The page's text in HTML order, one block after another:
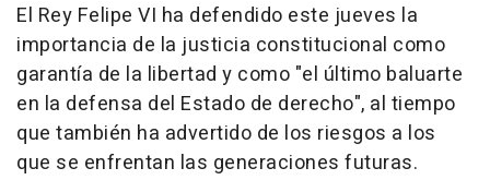
El Rey Felipe VI ha defendido este jueves la
importancia de la justicia constitucional como
garantía de la libertad y como "el último baluarte
en la defensa del Estado de derecho", al tiempo
que también ha advertido de los riesgos a los
que se enfrentan las generaciones futuras.